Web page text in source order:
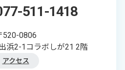
511-1418
520-0806
浜2-1コラボしが21 2階
アクセス